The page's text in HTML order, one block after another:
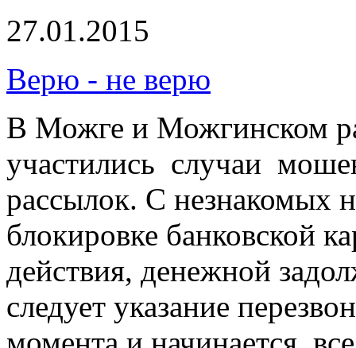
27.01.2015
Верю - не верю
В Можге и Можгинском
участились случаи
рассылок. С незнакомых
блокировке банковской
действия, денежной
следует указание